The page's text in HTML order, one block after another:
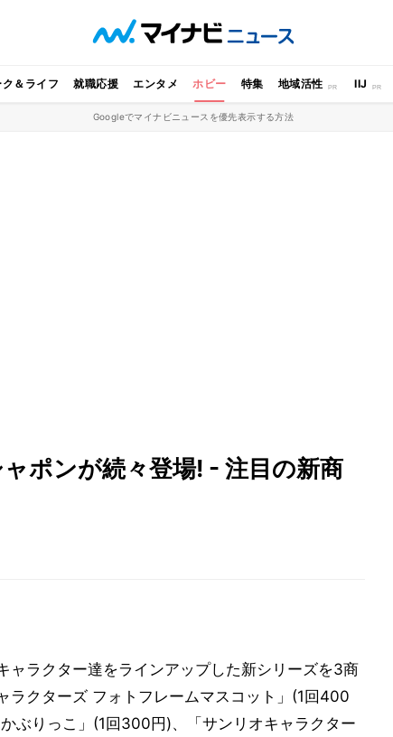
ク＆ライフ 就職応援 エンタメ ホビー 特集 地域活性 IIJ
Googleでマイナビニュースを優先表示する方法
ポンが続々登場! - 注目の新商
ャラクター達をラインアップした新シリーズを3商
ラクターズ フォトフレームマスコット」(1回400
ぶりっこ」(1回300円)、「サンリオキャラクター